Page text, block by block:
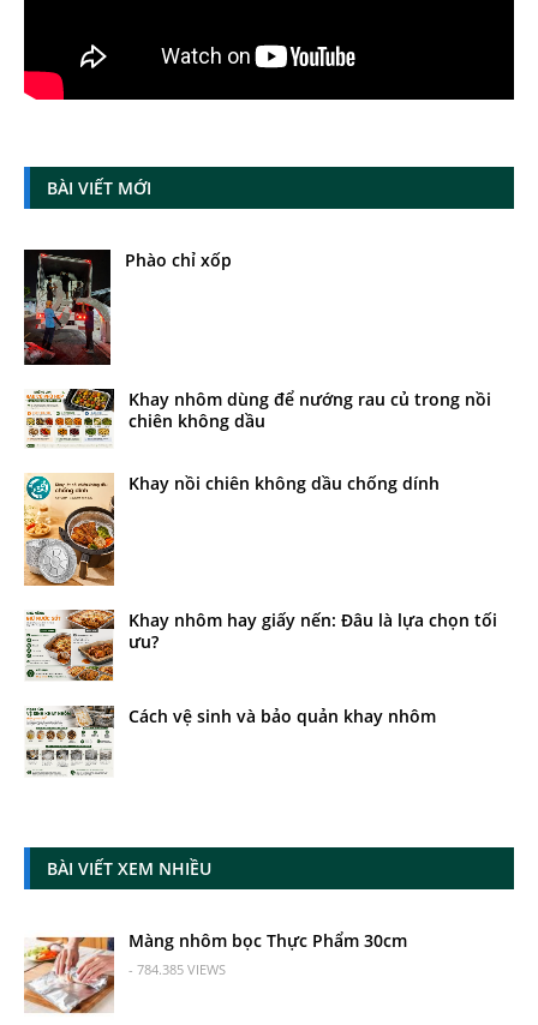
BÀI VIẾT MỚI
Phào chỉ xốp
Khay nhôm dùng để nướng rau củ trong nồi
chiên không dầu
Khay nồi chiên không dầu chống dính
Khay nhôm hay giấy nến: Đâu là lựa chọn tối
ưu?
Cách vệ sinh và bảo quản khay nhôm
BÀI VIẾT XEM NHIỀU
Màng nhôm bọc Thực Phẩm 30cm
- 784.385 VIEWS